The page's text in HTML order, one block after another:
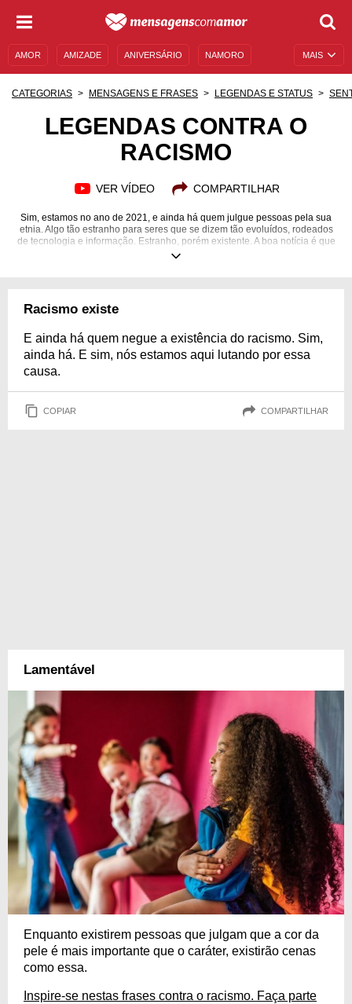
MAIS
AMOR AMIZADE ANIVERSÁRIO NAMORO
MENSAGENS DE ANIVERSÁRIO
CATEGORIAS MENSAGENS E FRASES LEGENDAS E STATUS
LEGENDAS CONTRA O
RACISMO
VER VÍDEO COMPARTILHAR
Sim, estamos no ano de 2021, e ainda há quem julgue pessoas pela sua
etnia. Algo tão estranho para seres que se dizem tão evoluídos, rodeados
de tecnologia e informação. Estranho, porém existente. A boa notícia é que
ao menos as várias formas de nos conectarmos trouxeram voz a muitos e
aqui algumas legendas para incluir em suas fotos e levantar a bandeira
Racismo existe
E ainda há quem negue a existência do racismo. Sim,
ainda há. E sim, nós estamos aqui lutando por essa
causa.
COPIAR COMPARTILHAR
Lamentável
Enquanto existirem pessoas que julgam que a cor da
pele é mais importante que o caráter, existirão cenas
como essa.
Inspire-se nestas frases contra o racismo. Faça parte